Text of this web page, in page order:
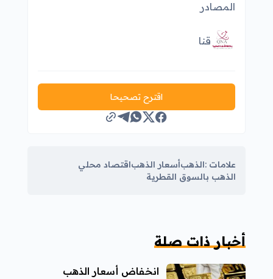
المصادر
قنا
اقترح تصحيحا
علامات :الذهبأسعار الذهباقتصاد محلي
الذهب بالسوق القطرية
أخبار ذات صلة
انخفاض أسعار الذهب